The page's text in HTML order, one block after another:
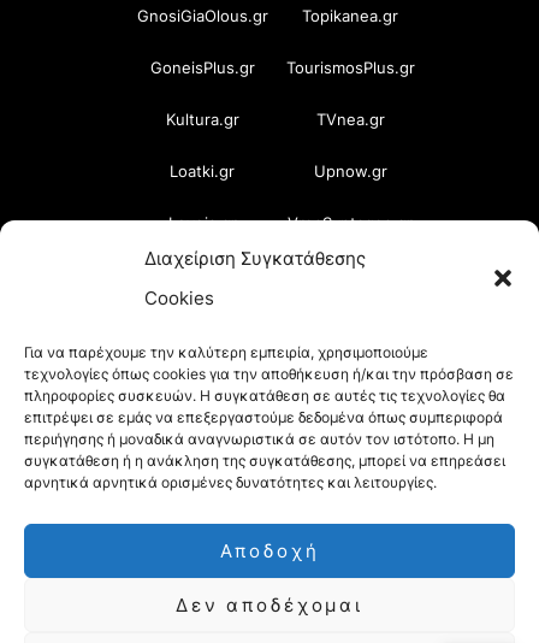
Διαχείριση Συγκατάθεσης
Cookies
Για να παρέχουμε την καλύτερη εμπειρία, χρησιμοποιούμε
τεχνολογίες όπως cookies για την αποθήκευση ή/και την πρόσβαση σε
πληροφορίες συσκευών. Η συγκατάθεση σε αυτές τις τεχνολογίες θα
επιτρέψει σε εμάς να επεξεργαστούμε δεδομένα όπως συμπεριφορά
περιήγησης ή μοναδικά αναγνωριστικά σε αυτόν τον ιστότοπο. Η μη
συγκατάθεση ή η ανάκληση της συγκατάθεσης, μπορεί να επηρεάσει
αρνητικά αρνητικά ορισμένες δυνατότητες και λειτουργίες.
Αποδοχή
Δεν αποδέχομαι
GnosiGiaOlous.gr Topikanea.gr
GoneisPlus.gr TourismosPlus.gr
Kultura.gr TVnea.gr
Loatki.gr Upnow.gr
Loveis.gr VresSyntages.gr
ModernaGynaika.gr Xristianika.gr
Oikotropia.gr ZoumeSpiti.gr
Perepet.gr
Orama Group (Orama Group Μ.Ι.Κ.Ε.) |
Α.Φ.Μ. 801086294 – Δ.Ο.Υ. ΚΕΦΟΔΕ Αττικής |
Γ.Ε.ΜΗ 148748903000 | Έδρα: Αθήνα, Ελλάδα |